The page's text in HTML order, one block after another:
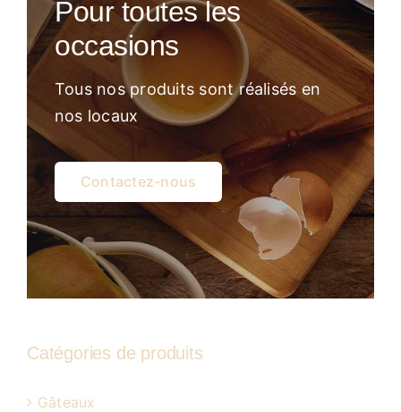
Atelier
Pour toutes les
occasions
Tous nos produits sont réalisés en
nos locaux
Contactez-nous
Catégories de produits
Gâteaux